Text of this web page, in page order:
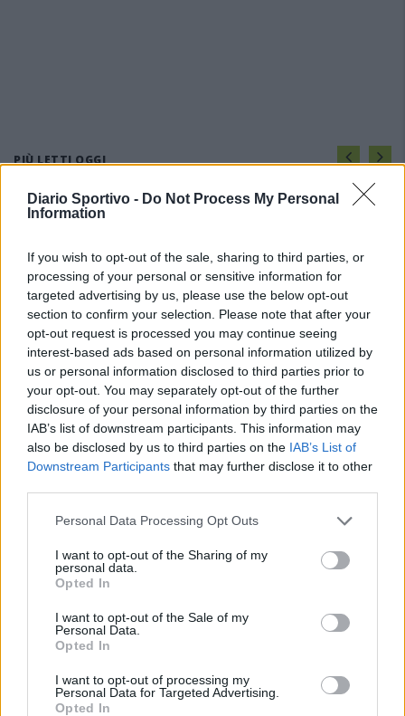
Diario Sportivo - Do Not Process My Personal
Information
If you wish to opt-out of the sale, sharing to third parties, or
processing of your personal or sensitive information for
targeted advertising by us, please use the below opt-out
section to confirm your selection. Please note that after your
opt-out request is processed you may continue seeing
interest-based ads based on personal information utilized by
us or personal information disclosed to third parties prior to
your opt-out. You may separately opt-out of the further
disclosure of your personal information by third parties on the
IAB’s list of downstream participants. This information may
also be disclosed by us to third parties on the IAB’s List of
Downstream Participants that may further disclose it to other
Personal Data Processing Opt Outs
I want to opt-out of the Sharing of my
personal data.
Opted In
I want to opt-out of the Sale of my
Personal Data.
Opted In
I want to opt-out of processing my
Personal Data for Targeted Advertising.
Opted In
PIÙ LETTI OGGI
giovani tra i…
Per Carbonia e Olbia si apre lo spiraglio di
ripartire dalla Seconda
7 Ago 2026
Il Selargius rinforza il centrocampo con
Manuel Rinino e Samuele Vacca
6 Ago 2026
Definiti gli organici di Prima con l'aggiunta
di Golfo Aranci, La Salle e Ottava, in Seconda
7 Ago 2026
Su Porto Corallo binchet s'isparègiu play-off
contra a su Taloro Gavoi